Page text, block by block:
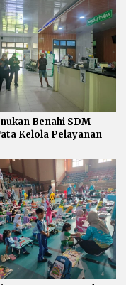
Benahi SDM
Kelola Pelayanan